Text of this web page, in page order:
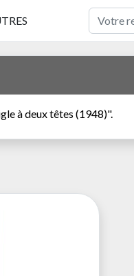
à deux têtes (1948)".